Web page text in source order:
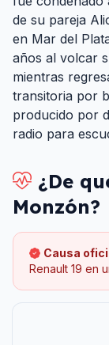
de su pareja
en Mar del
años al volcar
mientras
transitoria por
producido por
radio para
¿De
Monzón?
Causa
Renault 19 en